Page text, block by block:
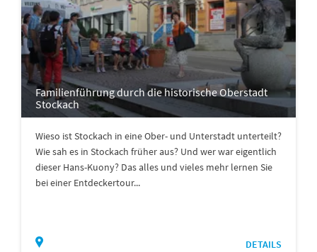
Familienführung durch die historische Oberstadt
Stockach
Wieso ist Stockach in eine Ober- und Unterstadt unterteilt?
Wie sah es in Stockach früher aus? Und wer war eigentlich
dieser Hans-Kuony? Das alles und vieles mehr lernen Sie
bei einer Entdeckertour...
DETAILS